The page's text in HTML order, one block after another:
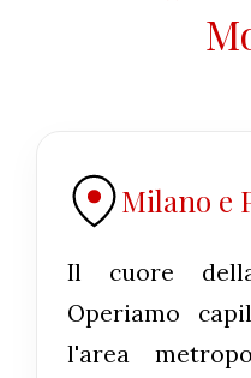
Milano e
Il cuore
Operiamo
l'area